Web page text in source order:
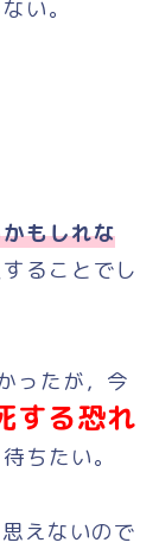
い。
もしれな
ることでし
ったが，今
する恐れ
ちたい。
えないので